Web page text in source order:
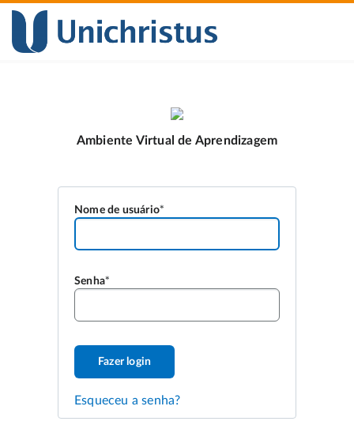
Nome de usuário
Senha
Fazer login
Esqueceu a senha?